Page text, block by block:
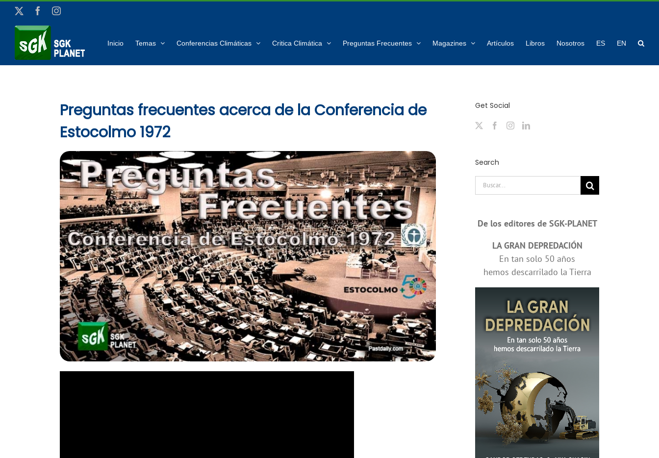
Saltar
contenido
FacebookInstagram
Inicio Temas Conferencias Climáticas Critica Climática Preguntas Frecuentes Magazines Artículos Libros Nosotros ES EN
Preguntas frecuentes acerca de la Conferencia de
Estocolmo 1972
Get Social
Search
Buscar:
De los editores de SGK-PLANET
LA GRAN DEPREDACIÓN
En tan solo 50 años
hemos descarrilado la Tierra